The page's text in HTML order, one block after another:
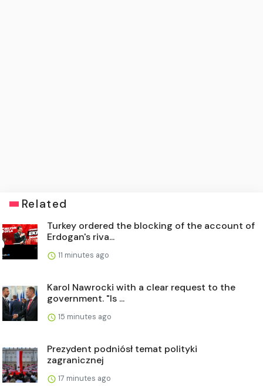
Related
Turkey ordered the blocking of the account of
Erdogan's riva...
11 minutes ago
Karol Nawrocki with a clear request to the
government. "Is ...
15 minutes ago
Prezydent podniósł temat polityki
zagranicznej
17 minutes ago